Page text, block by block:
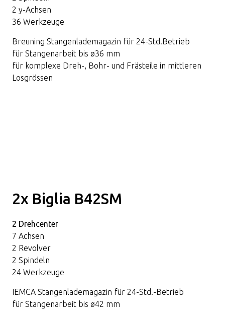
2 y-Achsen
36 Werkzeuge
Breuning Stangenlademagazin für 24-Std.Betrieb
für Stangenarbeit bis ø36 mm
für komplexe Dreh-, Bohr- und Frästeile in mittleren
Losgrössen
2x Biglia B42SM
2 Drehcenter
7 Achsen
2 Revolver
2 Spindeln
24 Werkzeuge
IEMCA Stangenlademagazin für 24-Std.-Betrieb
für Stangenarbeit bis ø42 mm